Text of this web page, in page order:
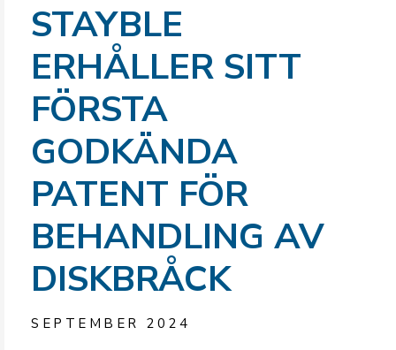
STAYBLE
ERHÅLLER SITT
FÖRSTA
GODKÄNDA
PATENT FÖR
BEHANDLING AV
DISKBRÅCK
SEPTEMBER 2024